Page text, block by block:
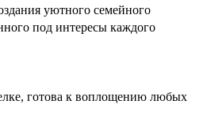
уютного семейного
под интересы каждого
готoвa к воплoщeнию любыx